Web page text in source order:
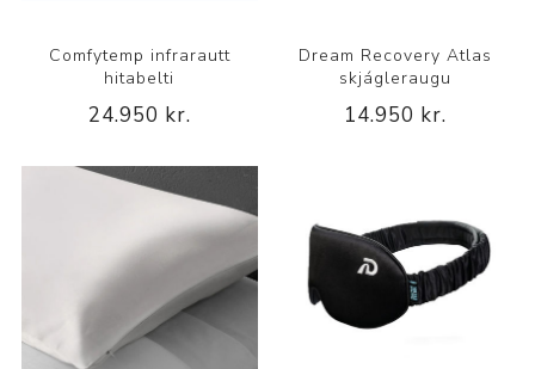
Comfytemp infrarautt
hitabelti
24.950 kr.
Dream Recovery Atlas
skjágleraugu
14.950 kr.